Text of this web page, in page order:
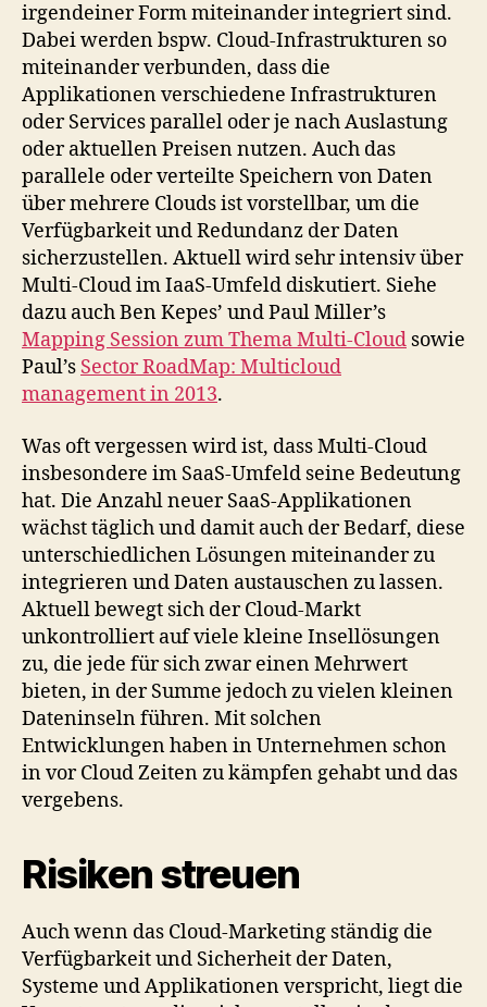
irgendeiner Form miteinander integriert sind.
Dabei werden bspw. Cloud-Infrastrukturen so
miteinander verbunden, dass die
Applikationen verschiedene Infrastrukturen
oder Services parallel oder je nach Auslastung
oder aktuellen Preisen nutzen. Auch das
parallele oder verteilte Speichern von Daten
über mehrere Clouds ist vorstellbar, um die
Verfügbarkeit und Redundanz der Daten
sicherzustellen. Aktuell wird sehr intensiv über
Multi-Cloud im IaaS-Umfeld diskutiert. Siehe
dazu auch Ben Kepes’ und Paul Miller’s
Mapping Session zum Thema Multi-Cloud sowie
Paul’s Sector RoadMap: Multicloud
management in 2013.
Was oft vergessen wird ist, dass Multi-Cloud
insbesondere im SaaS-Umfeld seine Bedeutung
hat. Die Anzahl neuer SaaS-Applikationen
wächst täglich und damit auch der Bedarf, diese
unterschiedlichen Lösungen miteinander zu
integrieren und Daten austauschen zu lassen.
Aktuell bewegt sich der Cloud-Markt
unkontrolliert auf viele kleine Insellösungen
zu, die jede für sich zwar einen Mehrwert
bieten, in der Summe jedoch zu vielen kleinen
Dateninseln führen. Mit solchen
Entwicklungen haben in Unternehmen schon
in vor Cloud Zeiten zu kämpfen gehabt und das
vergebens.
Risiken streuen
Auch wenn das Cloud-Marketing ständig die
Verfügbarkeit und Sicherheit der Daten,
Systeme und Applikationen verspricht, liegt die